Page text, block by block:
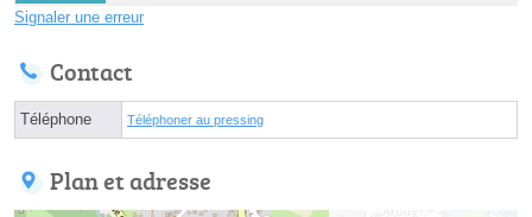
Signaler une erreur
Contact
Téléphone Téléphoner au pressing
Plan et adresse